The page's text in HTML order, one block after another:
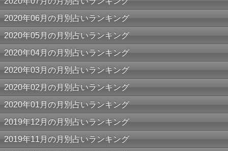
2020年06月の月別占いランキング
2020年05月の月別占いランキング
2020年04月の月別占いランキング
2020年03月の月別占いランキング
2020年02月の月別占いランキング
2020年01月の月別占いランキング
2019年12月の月別占いランキング
2019年11月の月別占いランキング